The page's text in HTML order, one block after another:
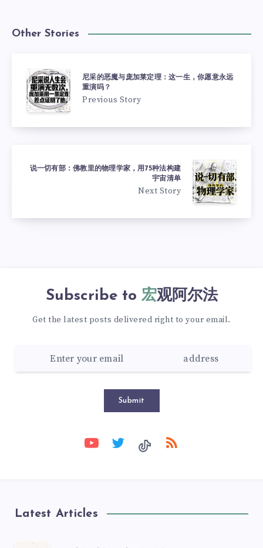
Other Stories
尼采的恶魔与庞加莱定理：这一生，你愿意永远
重演吗？
Previous Story
说一切有部：佛教里的物理学家，用75种法构建
宇宙清单
Next Story
Subscribe to 宏观阿尔法
Get the latest posts delivered right to your email.
Submit
Latest Articles